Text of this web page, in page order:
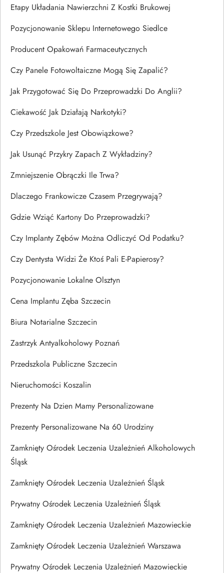
Etapy Układania Nawierzchni Z Kostki Brukowej
Pozycjonowanie Sklepu Internetowego Siedlce
Producent Opakowań Farmaceutycznych
Czy Panele Fotowoltaiczne Mogą Się Zapalić?
Jak Przygotować Się Do Przeprowadzki Do Anglii?
Ciekawość Jak Działają Narkotyki?
Czy Przedszkole Jest Obowiązkowe?
Jak Usunąć Przykry Zapach Z Wykładziny?
Zmniejszenie Obrączki Ile Trwa?
Dlaczego Frankowicze Czasem Przegrywają?
Gdzie Wziąć Kartony Do Przeprowadzki?
Czy Implanty Zębów Można Odliczyć Od Podatku?
Czy Dentysta Widzi Że Ktoś Pali E-Papierosy?
Pozycjonowanie Lokalne Olsztyn
Cena Implantu Zęba Szczecin
Biura Notarialne Szczecin
Zastrzyk Antyalkoholowy Poznań
Przedszkola Publiczne Szczecin
Nieruchomości Koszalin
Prezenty Na Dzien Mamy Personalizowane
Prezenty Personalizowane Na 60 Urodziny
Zamknięty Ośrodek Leczenia Uzależnień Alkoholowych
Śląsk
Zamknięty Ośrodek Leczenia Uzależnień Śląsk
Prywatny Ośrodek Leczenia Uzależnień Śląsk
Zamknięty Ośrodek Leczenia Uzależnień Mazowieckie
Zamknięty Ośrodek Leczenia Uzależnień Warszawa
Prywatny Ośrodek Leczenia Uzależnień Mazowieckie